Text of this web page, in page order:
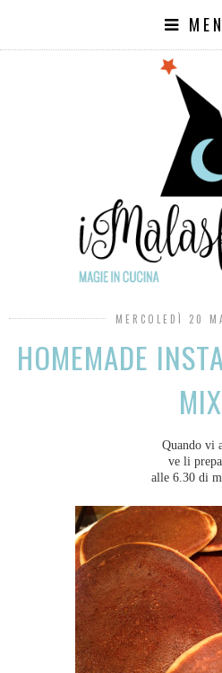
MERCOLEDÌ 20
HOMEMADE
MIX
Quando vi
ve li
alle 6.30 di